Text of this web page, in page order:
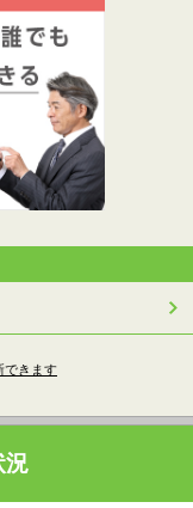
できます
況